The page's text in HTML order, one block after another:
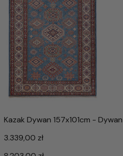
Kazak Dywan 157x101cm -
3.339,00 zł